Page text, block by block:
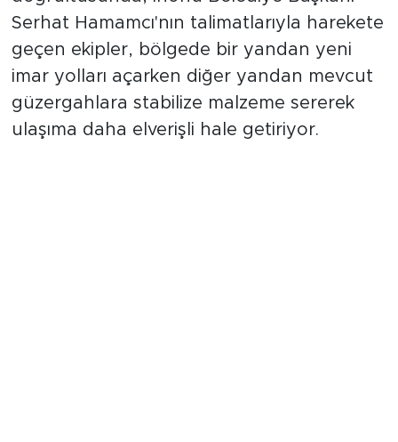
doğrultusunda, İnönü Belediye Başkanı
Serhat Hamamcı'nın talimatlarıyla harekete
geçen ekipler, bölgede bir yandan yeni
imar yolları açarken diğer yandan mevcut
güzergahlara stabilize malzeme sererek